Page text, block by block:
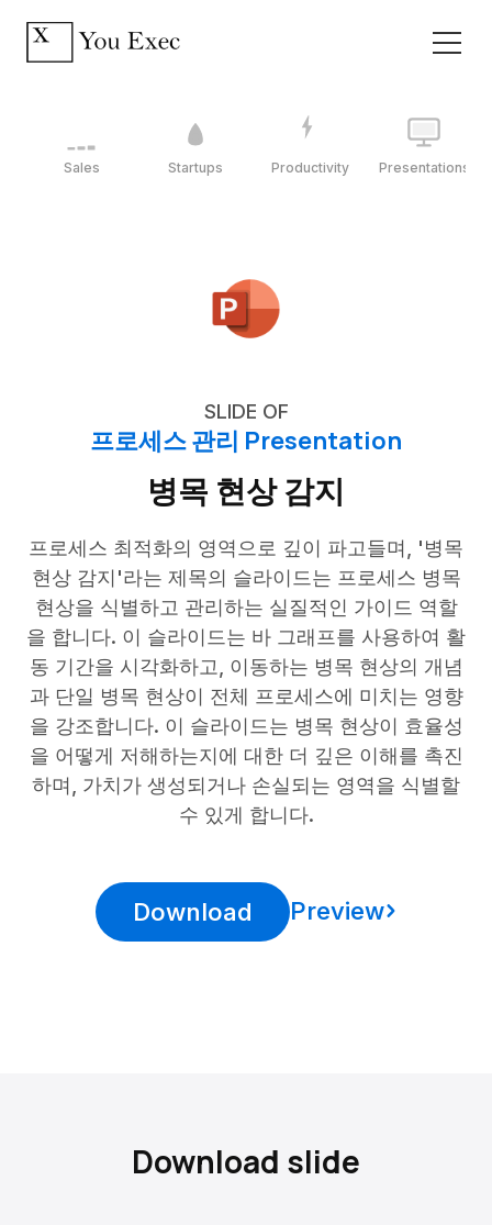
Sales Startups Productivity Presentations
SLIDE OF
프로세스 관리 Presentation
병목 현상 감지
프로세스 최적화의 영역으로 깊이 파고들며, '병목
현상 감지'라는 제목의 슬라이드는 프로세스 병목
현상을 식별하고 관리하는 실질적인 가이드 역할
을 합니다. 이 슬라이드는 바 그래프를 사용하여 활
동 기간을 시각화하고, 이동하는 병목 현상의 개념
과 단일 병목 현상이 전체 프로세스에 미치는 영향
을 강조합니다. 이 슬라이드는 병목 현상이 효율성
을 어떻게 저해하는지에 대한 더 깊은 이해를 촉진
하며, 가치가 생성되거나 손실되는 영역을 식별할
수 있게 합니다.
Download Preview
Download slide